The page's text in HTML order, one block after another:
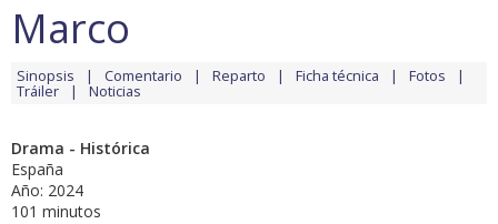
Marco
Sinopsis Comentario Reparto Ficha técnica Fotos
Tráiler Noticias
Drama - Histórica
España
Año: 2024
101 minutos